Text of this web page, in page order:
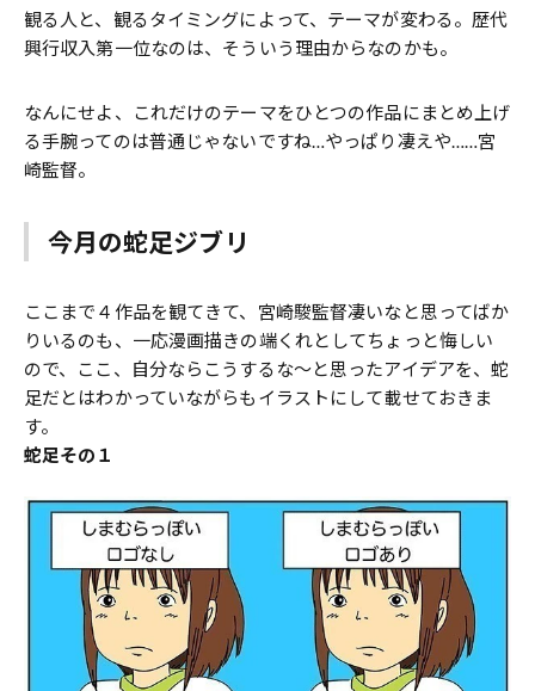
観る人と、観るタイミングによって、テーマが変わる。歴代
興行収入第一位なのは、そういう理由からなのかも。
なんにせよ、これだけのテーマをひとつの作品にまとめ上げ
る手腕ってのは普通じゃないですね…やっぱり凄えや……宮
崎監督。
今月の蛇足ジブリ
ここまで４作品を観てきて、宮崎駿監督凄いなと思ってばか
りいるのも、一応漫画描きの端くれとしてちょっと悔しい
ので、ここ、自分ならこうするな〜と思ったアイデアを、蛇
足だとはわかっていながらもイラストにして載せておきま
す。
蛇足その１